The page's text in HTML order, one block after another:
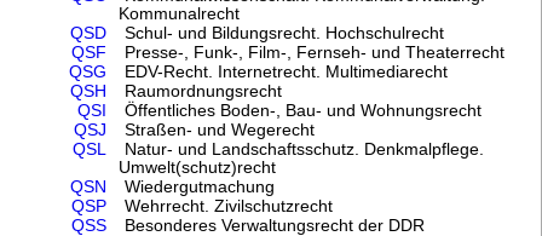
Kommunalrecht
QSD
Schul- und Bildungsrecht. Hochschulrecht
QSF
Presse-, Funk-, Film-, Fernseh- und Theaterrecht
QSG
EDV-Recht. Internetrecht. Multimediarecht
QSH
Raumordnungsrecht
QSI
Öffentliches Boden-, Bau- und Wohnungsrecht
QSJ
Straßen- und Wegerecht
QSL
Natur- und Landschaftsschutz. Denkmalpflege.
Umwelt(schutz)recht
QSN
Wiedergutmachung
QSP
Wehrrecht. Zivilschutzrecht
QSS
Besonderes Verwaltungsrecht der DDR